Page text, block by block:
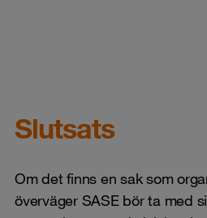
Slutsats
Om det finns en sak som
överväger SASE bör ta med